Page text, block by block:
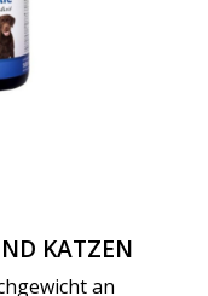
KATZEN
an